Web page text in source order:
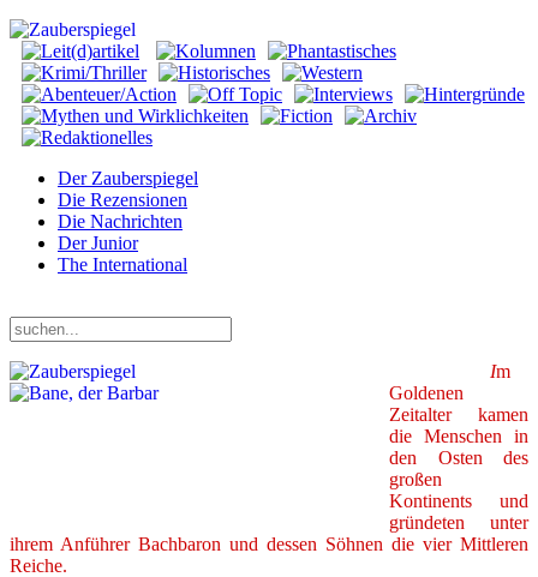
Der Zauberspiegel
Die Rezensionen
Die Nachrichten
Der Junior
The International
Im
Goldenen
Zeitalter kamen
die Menschen in
den Osten des
großen
Kontinents und
gründeten unter
ihrem Anführer Bachbaron und dessen Söhnen die vier Mittleren
Reiche.